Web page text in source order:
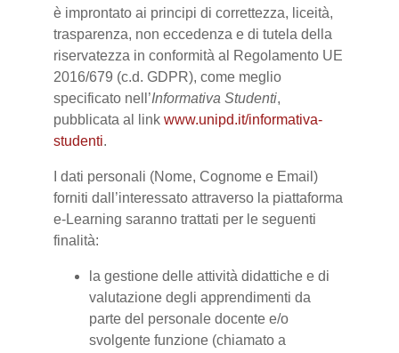
è improntato ai principi di correttezza, liceità,
trasparenza, non eccedenza e di tutela della
riservatezza in conformità al Regolamento UE
2016/679 (c.d. GDPR), come meglio
specificato nell’Informativa Studenti,
pubblicata al link www.unipd.it/informativa-
studenti.
I dati personali (Nome, Cognome e Email)
forniti dall’interessato attraverso la piattaforma
e-Learning saranno trattati per le seguenti
finalità:
la gestione delle attività didattiche e di
valutazione degli apprendimenti da
parte del personale docente e/o
svolgente funzione (chiamato a